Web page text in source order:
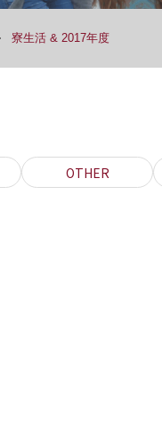
寮生活 & 2017年度
OTHER